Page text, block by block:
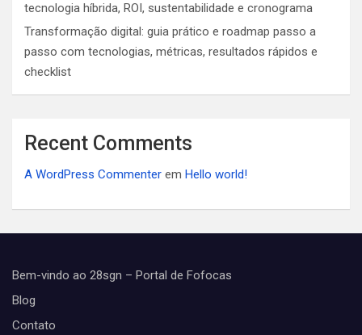
tecnologia híbrida, ROI, sustentabilidade e cronograma
Transformação digital: guia prático e roadmap passo a
passo com tecnologias, métricas, resultados rápidos e
checklist
Recent Comments
A WordPress Commenter em Hello world!
Bem-vindo ao 28sgn – Portal de Fofocas
Blog
Contato